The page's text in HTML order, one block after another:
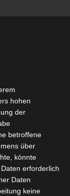
hohen
der
betroffene
über
könnte
erforderlich
Daten
keine